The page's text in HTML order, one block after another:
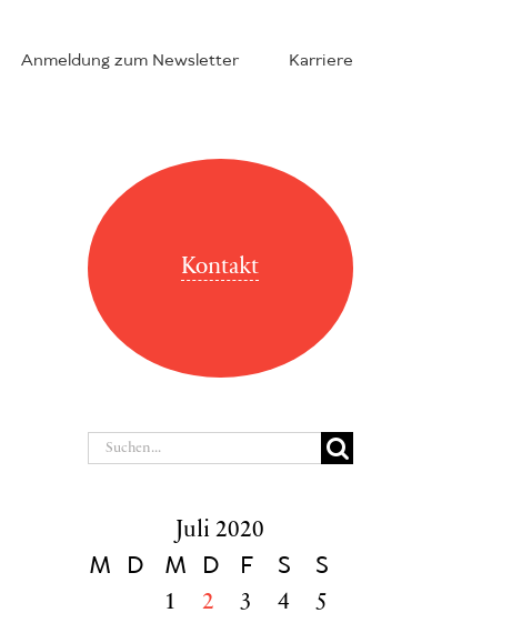
Anmeldung zum Newsletter Karriere
Kontakt
Suche
Juli 2020
M D M D F S S
1 2 3 4
5